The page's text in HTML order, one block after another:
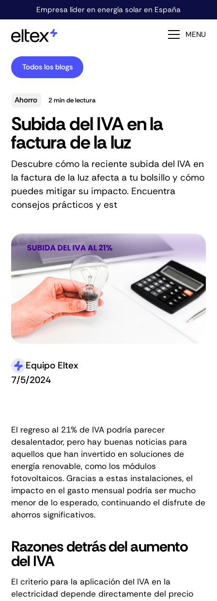
Empresa líder en energía solar en España
MENU
Todos los blogs
Ahorro 2min de lectura
Subida del IVA en la
factura de la luz
Descubre cómo la reciente subida del IVA en
la factura de la luz afecta a tu bolsillo y cómo
puedes mitigar su impacto. Encuentra
consejos prácticos y est
Equipo Eltex
7/5/2024
El regreso al 21% de IVA podría parecer
desalentador, pero hay buenas noticias para
aquellos que han invertido en soluciones de
energía renovable, como los módulos
fotovoltaicos. Gracias a estas instalaciones, el
impacto en el gasto mensual podría ser mucho
menor de lo esperado, continuando el disfrute de
ahorros significativos.
Razones detrás del aumento
del IVA
El criterio para la aplicación del IVA en la
electricidad depende directamente del precio